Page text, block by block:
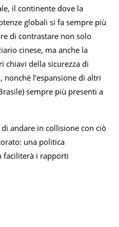
il continente dove la
globali si fa sempre più
di contrastare non solo
cinese, ma anche la
chiavi della sicurezza di
l’espansione di altri
sempre più presenti a
andare in collisione con ciò
una politica
faciliterà i rapporti